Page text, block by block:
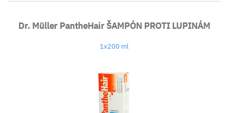
Dr. Müller PantheHair ŠAMPÓN PROTI LUPINÁM
1x200 ml